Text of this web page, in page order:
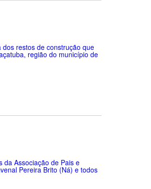
restos de construção que
região do município de
da Associação de Pais e
Pereira Brito (Ná) e todos